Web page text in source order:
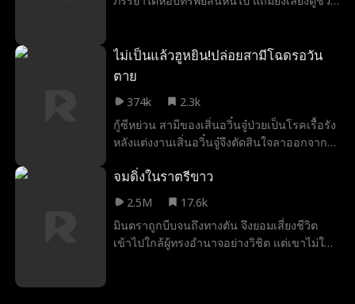
คนตะลึงงัน
เปิดใช้งาน "ระบบเงินคืนสิบเท่า" เมื่อใช้เงินนี้
เปย์ให้สาวๆ จะได้เงินคืนมาสิบเท่า หลังจากนั้
และคอมพิวเตอร์ทั้งร้านให้เธอ รวมทั้งประมูล
แหวนพราวนภาในงานประมูลให้ วรพลยังเลี้ยง
ลลิตา ประธานกลุ่มสื่อตระกูลเลิศ และเปย์ของ
เมอร์ วรพลปรากฎตัวในงานเลี้ยงรุ่น งานโชว์
รวมถึงเจษฎาและอนันต์ที่เยาะเย้ยเขาหลายต่อ
หลายครั้ง วรพลยังเอาชนะใจฟ้าใส ลลิตา
สาลินี และยลลภา คุณหนูตระกูลรันได้อีกด้วย
ไม่เป็นแล้วฮูหยิน!ปล่อยสามีโฉดรอวัน
ตาย
374k
2.3k
กู้ซีหย่วน สามีของเสิ่นอวิ๋นจู๋ป่วยเป็นโรคเรื้อรัง
หลังแต่งงานเสิ่นอวิ๋นจู๋จึงตัดสินใจลาออกจาก
ไปสามปีเพื่อตามหายาวิเศษมารักษาเขา สามปี
ต่อมา ในตอนที่เสิ่นอวิ๋นจู๋ได้ยาและกลับมายัง
ตู้เจวียนเอ๋อร์ หญิงสาวที่อ้างว่าเกิดมาพร้อม
ไข่มุกวิเศษและเป็นหญิงศักดิ์สิทธิ์ กู้ซีหย่วนถึง
จมดิ่งในราตรีขาว
2.5M
17.6k
มินตราถูกบีบจนถึงทางตัน จึงยอมเสี่ยงชีวิต
เข้าไปใกล้ผู้ทรงอำนาจอย่างวิชิต แต่เขาไม่ใช่